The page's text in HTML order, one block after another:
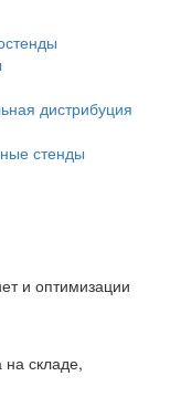
дистрибуция
стенды
и оптимизации
складе,